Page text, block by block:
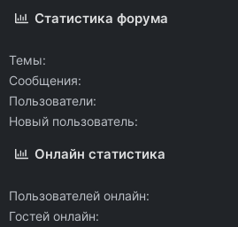
Статистика форума
Темы
Сообщения
Пользователи
Новый пользователь
Онлайн статистика
Пользователей онлайн
Гостей онлайн